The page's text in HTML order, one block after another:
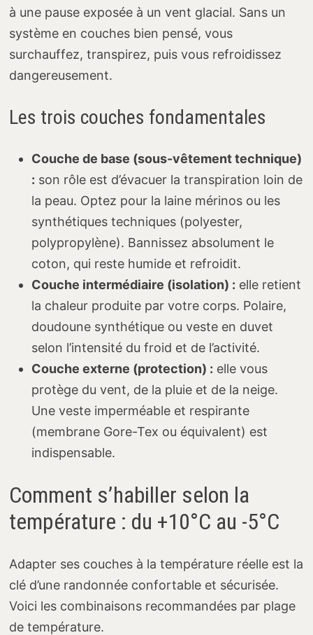
à une pause exposée à un vent glacial. Sans un
système en couches bien pensé, vous
surchauffez, transpirez, puis vous refroidissez
dangereusement.
Les trois couches fondamentales
Couche de base (sous-vêtement technique)
: son rôle est d’évacuer la transpiration loin de
la peau. Optez pour la laine mérinos ou les
synthétiques techniques (polyester,
polypropylène). Bannissez absolument le
coton, qui reste humide et refroidit.
Couche intermédiaire (isolation) : elle retient
la chaleur produite par votre corps. Polaire,
doudoune synthétique ou veste en duvet
selon l’intensité du froid et de l’activité.
Couche externe (protection) : elle vous
protège du vent, de la pluie et de la neige.
Une veste imperméable et respirante
(membrane Gore-Tex ou équivalent) est
indispensable.
Comment s’habiller selon la
température : du +10°C au -5°C
Adapter ses couches à la température réelle est la
clé d’une randonnée confortable et sécurisée.
Voici les combinaisons recommandées par plage
de température.